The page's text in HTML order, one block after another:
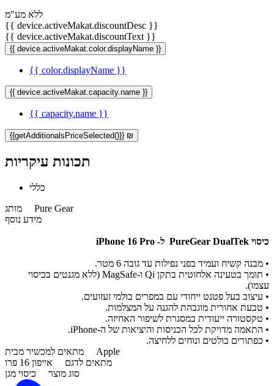
ללא מע"מ
{{ device.activeMakat.discountDesc }}
{{ device.activeMakat.discountText }}
{{ device.activeMakat.color.displayName }}
{{ color.displayName }}
{{ device.activeMakat.capacity.name }}
{{ capacity.name }}
{{getAdditionalsPriceSelected()}} ₪
תכונות עיקריות
כללי
מותג Pure Gear
מידע נוסף
כיסוי PureGear DualTek ל- iPhone 16 Pro
• מבנה קשיח ועמיד בפני נפילות עד גובה 6 מטר.
• תומך בטעינה אלחוטית בתקן Qi ו-MagSafe (ללא מגנטים בכיסוי
עצמו).
• עיצוב בעל פטנט ייחודי עם במפרים בולמי זעזועים.
• טבעת אחורית מוגבהת להגנה על המצלמות.
• טקסטורה ייעודית במסגרת לשיפור האחיזה.
• התאמה מדויקת לכל הכניסות והיציאות של ה-iPhone.
• כפתורים בולטים ונוחים ללחיצה.
מתאים למכשיר מבית Apple
מתאים לדגם אייפון 16 פרו
סוג מוצר כיסוי מגן